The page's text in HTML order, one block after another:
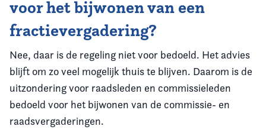
voor het bijwonen van een
fractievergadering?
Nee, daar is de regeling niet voor bedoeld. Het advies
blijft om zo veel mogelijk thuis te blijven. Daarom is de
uitzondering voor raadsleden en commissieleden
bedoeld voor het bijwonen van de commissie- en
raadsvergaderingen.